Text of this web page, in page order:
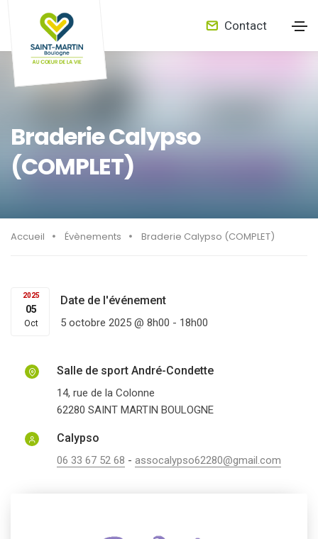
Contact
Braderie Calypso
(COMPLET)
Accueil Évènements Braderie Calypso (COMPLET)
2025
05
Oct
Date de l'événement
5 octobre 2025 @ 8h00 - 18h00
Salle de sport André-Condette
14, rue de la Colonne
62280 SAINT MARTIN BOULOGNE
Calypso
06 33 67 52 68 - assocalypso62280@gmail.com